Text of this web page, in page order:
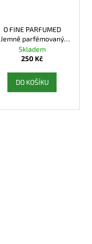
O FINE PARFUMED
Jemně parfémovaný
šampon na vlasy a tělo
pro muže
Skladem
250 Kč
DO KOŠÍKU